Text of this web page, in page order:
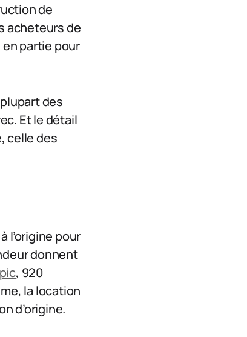
de
acheteurs de
partie pour
des
Et le détail
celle des
l’origine pour
donnent
, 920
la location
d’origine.